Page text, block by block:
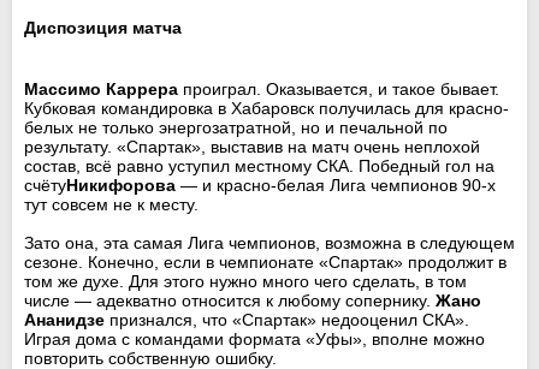
Диспозиция матча
Массимо Каррера проиграл. Оказывается, и такое бывает.
Кубковая командировка в Хабаровск получилась для красно-
белых не только энергозатратной, но и печальной по
результату. «Спартак», выставив на матч очень неплохой
состав, всё равно уступил местному СКА. Победный гол на
счётуНикифорова — и красно-белая Лига чемпионов 90-х
тут совсем не к месту.
Зато она, эта самая Лига чемпионов, возможна в следующем
сезоне. Конечно, если в чемпионате «Спартак» продолжит в
том же духе. Для этого нужно много чего сделать, в том
числе — адекватно относится к любому сопернику. Жано
Ананидзе признался, что «Спартак» недооценил СКА».
Играя дома с командами формата «Уфы», вполне можно
повторить собственную ошибку.